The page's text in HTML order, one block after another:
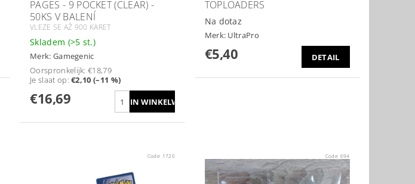
PAGES - 9 POCKET (CLEAR) -
50KS V BALENÍ
VLEZE SE AŽ 900 KARET
Skladem (>5 st.)
Merk: Gamegenic
Oorspronkelijk:€18,79
Je slaat op:€2,10 (–11 %)
€16,69
TOPLOADERS
Na dotaz
Merk: UltraPro
€5,40 DETAIL
Code: 1720 Code: 694